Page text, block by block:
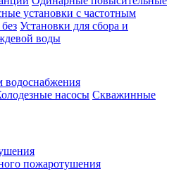
установки с частотным
Установки для сбора и
воды
водоснабжения
насосы Скважинные
пожаротушения